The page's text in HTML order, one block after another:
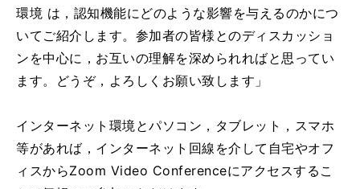
環境 は，認知機能にどのような影響を与えるのかにつ
いてご紹介します。参加者の皆様とのディスカッショ
ンを中心に，お互いの理解を深められればと思ってい
ます。どうぞ，よろしくお願い致します」
インターネット環境とパソコン，タブレット，スマホ
等があれば，インターネット回線を介して自宅やオフ
ィスからZoom Video Conferenceにアクセスするこ